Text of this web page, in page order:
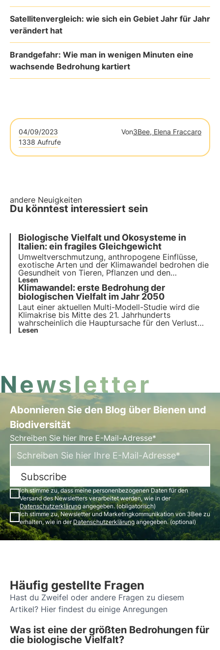
Satellitenvergleich: wie sich ein Gebiet Jahr für Jahr
verändert hat
Brandgefahr: Wie man in wenigen Minuten eine
wachsende Bedrohung kartiert
04/09/2023 Von3Bee, Elena Fraccaro
1338 Aufrufe
andere Neuigkeiten
Du könntest interessiert sein
Biologische Vielfalt und Ökosysteme in
Italien: ein fragiles Gleichgewicht
Umweltverschmutzung, anthropogene Einflüsse,
exotische Arten und der Klimawandel bedrohen die
Gesundheit von Tieren, Pflanzen und den
Lebensräumen, in denen sie leben. Das UN-
Programm bis 2030 ruft zu Schutz und
Wiederherstellung auf. Doch es ist rechtzeitiges
Handeln erforderlich.
Lesen
Klimawandel: erste Bedrohung der
biologischen Vielfalt im Jahr 2050
Laut einer aktuellen Multi-Modell-Studie wird die
Klimakrise bis Mitte des 21. Jahrhunderts
wahrscheinlich die Hauptursache für den Verlust
der biologischen Vielfalt sein. Lesen Sie mehr über
Lesen
Newsletter
Abonnieren Sie den Blog über Bienen und
Biodiversität
Schreiben Sie hier Ihre E-Mail-Adresse*
Subscribe
Ich stimme zu, dass meine personenbezogenen Daten für den
Versand des Newsletters verarbeitet werden, wie in der
Datenschutzerklärungangegeben. (obligatorisch)
Ich stimme zu, Newsletter und Marketingkommunikation von 3Bee zu
erhalten, wie in derDatenschutzerklärungangegeben. (optional)
Häufig gestellte Fragen
Hast du Zweifel oder andere Fragen zu diesem
Artikel? Hier findest du einige Anregungen
Was ist eine der größten Bedrohungen für
die biologische Vielfalt?